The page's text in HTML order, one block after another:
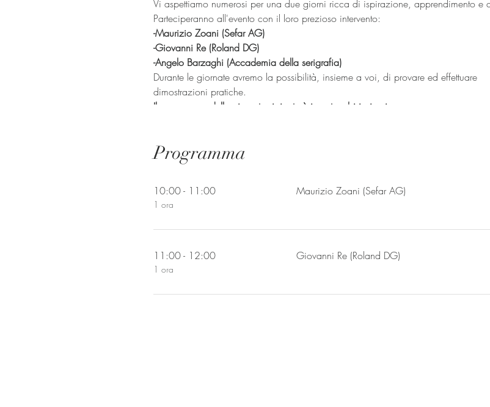
Vi aspettiamo numerosi per una due giorni ricca di ispirazione, apprendimento e
Parteciperanno all'evento con il loro prezioso intervento:
-Maurizio Zoani (Sefar AG)
-Giovanni Re (Roland DG)
-Angelo Barzaghi (Accademia della serigrafia)
Durante le giornate avremo la possibilità, insieme a voi, di provare ed effettuare
dimostrazioni pratiche.
Il programma delle giornate si ripeterà in entrambi i giorni.
Programma
10:00 - 11:00
1 ora
Maurizio Zoani (Sefar AG)
11:00 - 12:00
1 ora
Giovanni Re (Roland DG)